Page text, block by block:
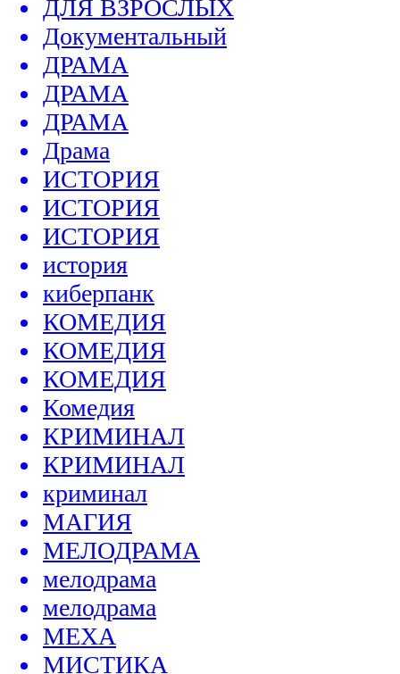
ДЛЯ ВЗРОСЛЫХ
Документальный
ДРАМА
ДРАМА
ДРАМА
Драма
ИСТОРИЯ
ИСТОРИЯ
ИСТОРИЯ
история
киберпанк
КОМЕДИЯ
КОМЕДИЯ
КОМЕДИЯ
Комедия
КРИМИНАЛ
КРИМИНАЛ
криминал
МАГИЯ
МЕЛОДРАМА
мелодрама
мелодрама
МЕХА
МИСТИКА